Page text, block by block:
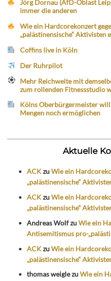
Jörg Dornau (AfD-Oblast
immer die anderen
Wie ein Hardcorekonzert
„palästinensische“ Aktivisten
Coffins live in Köln
Der Ruhrpilot
Mehr Reichweite mit
zum rollenden Fitnessstudio
Kölns Oberbürgermeister
Mengen noch ermöglichen
Aktuelle
ACKzuWie ein
„palästinensische“
ACKzuWie ein
„palästinensische“
Andreas WolfzuWie ein
Antisemitismus pro-
ACKzuWie ein
„palästinensische“
thomas weiglezuWie ein